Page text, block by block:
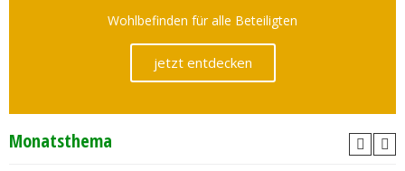
Wohlbefinden für alle Beteiligten
jetzt entdecken
Monatsthema